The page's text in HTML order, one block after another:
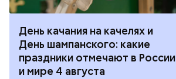
День качания на качелях и
День шампанского: какие
праздники отмечают в России
и мире 4 августа